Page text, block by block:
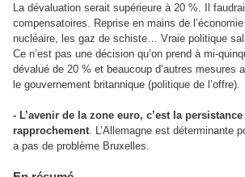
La dévaluation serait supérieure à 20 %. Il
compensatoires. Reprise en mains de
nucléaire, les gaz de schiste… Vraie politique
Ce n’est pas une décision qu’on prend à mi-
dévalué de 20 % et beaucoup d’autres mesures
le gouvernement britannique (politique de l’offre).
- L’avenir de la zone euro, c’est la
rapprochement. L’Allemagne est déterminante
a pas de problème Bruxelles.